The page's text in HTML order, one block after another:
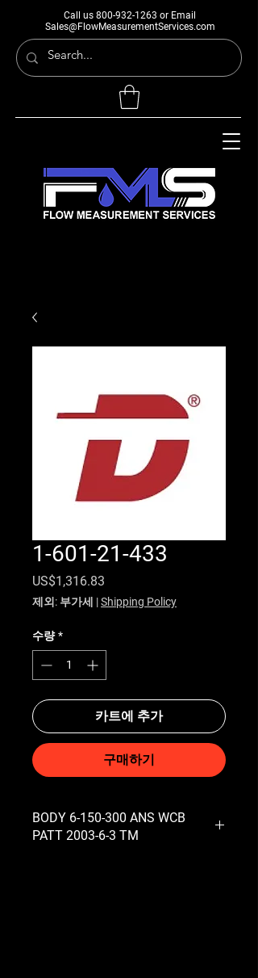
Call us 800-932-1263 or Email
Sales@FlowMeasurementServices.com
1-601-21-433
US$1,316.83
제외: 부가세 |Shipping Policy
수량 *
카트에 추가
구매하기
BODY 6-150-300 ANS WCB
PATT 2003-6-3 TM